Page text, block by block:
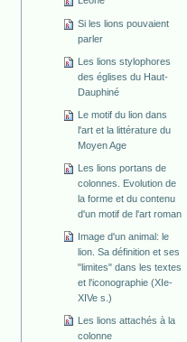
Si les lions pouvaient
parler
Les lions stylophores
des églises du Haut-
Dauphiné
Le motif du lion dans
l'art et la littérature du
Moyen Age
Les lions portans de
colonnes. Evolution de
la forme et du contenu
d'un motif de l'art roman
Image d'un animal: le
lion. Sa définition et ses
"limites" dans les textes
et l'iconographie (XIe-
XIVe s.)
Les lions attachés à la
colonne